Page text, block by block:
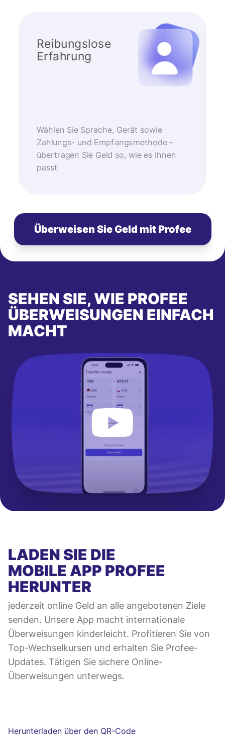
Reibungslose
Erfahrung
Wählen Sie Sprache, Gerät sowie
Zahlungs- und Empfangsmethode –
übertragen Sie Geld so, wie es Ihnen
passt
Überweisen Sie Geld mit Profee
SEHEN SIE, WIE PROFEE
ÜBERWEISUNGEN EINFACH
MACHT
LADEN SIE DIE
MOBILE APP PROFEE
HERUNTER
jederzeit online Geld an alle angebotenen Ziele
senden. Unsere App macht internationale
Überweisungen kinderleicht. Profitieren Sie von
Top-Wechselkursen und erhalten Sie Profee-
Updates. Tätigen Sie sichere Online-
Überweisungen unterwegs.
Herunterladen über den QR-Code